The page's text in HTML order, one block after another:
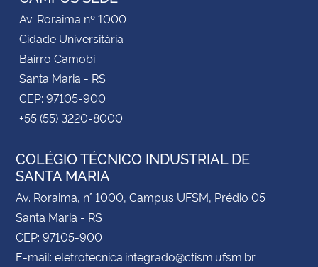
Secretaria de Governo
Gabinete de Segurança Institucional
Advocacia-Geral da União
Banco Central do Brasil
Planalto
Av. Roraima nº 1000
Cidade Universitária
Bairro Camobi
Santa Maria - RS
CEP: 97105-900
+55 (55) 3220-8000
COLÉGIO TÉCNICO INDUSTRIAL DE
SANTA MARIA
Av. Roraima, n° 1000, Campus UFSM, Prédio 05
Santa Maria - RS
CEP: 97105-900
E-mail: eletrotecnica.integrado@ctism.ufsm.br